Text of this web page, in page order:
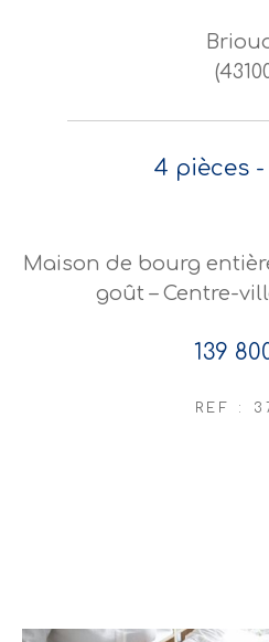
4 pièces -
Maison de bourg
goût – Centre-
139
REF :